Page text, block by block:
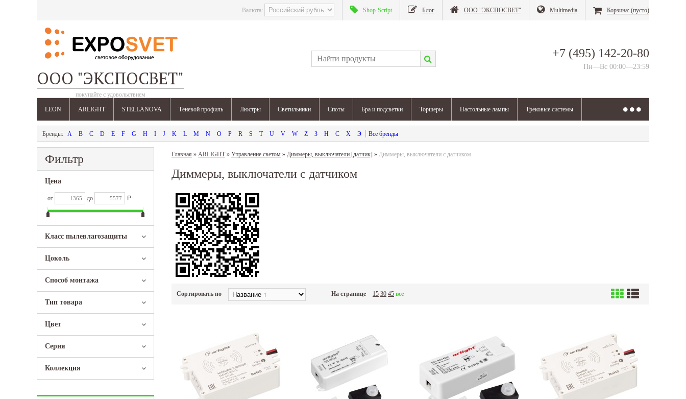
Валюта: Shop-Script Блог ООО "ЭКСПОСВЕТ" Multimedia Корзина: (пусто)
ООО "ЭКСПОСВЕТ"
покупайте с удовольствием
+7 (495) 142-20-80
Пн—Вс 00:00—23:59
LEON ARLIGHT STELLANOVA Теневой профиль Люстры Светильники Споты Бра и подсветки Торшеры Настольные лампы Трековые системы
A B C D E F G H I J K L M N O P R S T U V W Z З Н С Х Э
Фильтр
Цена
от до Р
Класс пылевлагозащиты
Цоколь
Способ монтажа
Тип товара
Цвет
Серия
Коллекция
Главная » ARLIGHT» Управление светом » Диммеры, выключатели [датчик] » Диммеры, выключатели с датчиком
Диммеры, выключатели с датчиком
Сортировать по На странице 15 30 45 все